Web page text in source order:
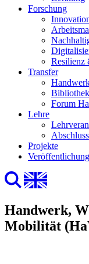
Forschung
Resilienz
Transfer
Bibliothek
Forum
Lehre
Projekte
Handwerk,
Mobilität